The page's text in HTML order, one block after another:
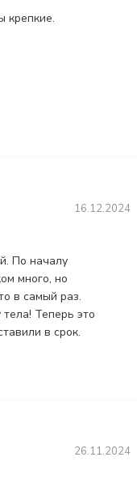
крепкие.
16.12.2024
По началу
много, но
в самый раз.
Теперь это
в срок.
26.11.2024